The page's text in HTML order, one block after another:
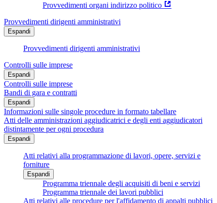
Provvedimenti organi indirizzo politico
Provvedimenti dirigenti amministrativi
Espandi
Provvedimenti dirigenti amministrativi
Controlli sulle imprese
Espandi
Controlli sulle imprese
Bandi di gara e contratti
Espandi
Informazioni sulle singole procedure in formato tabellare
Atti delle amministrazioni aggiudicatrici e degli enti aggiudicatori
distintamente per ogni procedura
Espandi
Atti relativi alla programmazione di lavori, opere, servizi e
forniture
Espandi
Programma triennale degli acquisiti di beni e servizi
Programma triennale dei lavori pubblici
Atti relativi alle procedure per l'affidamento di appalti pubblici